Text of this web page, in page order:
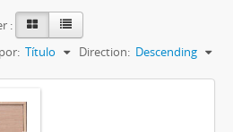
:
Título Direction: Descending